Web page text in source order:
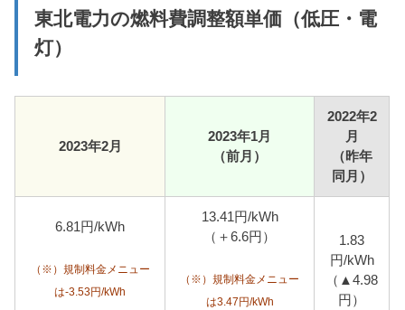
東北電力の燃料費調整額単価（低圧・電
灯）
2023年2月
2023年1月
（前月）
2022年2
月
（昨年
同月）
6.81円/kWh
（※）規制料金メニュー
は-3.53円/kWh
13.41円/kWh
（＋6.6円）
（※）規制料金メニュー
は3.47円/kWh
1.83
円/kWh
（▲4.98
円）